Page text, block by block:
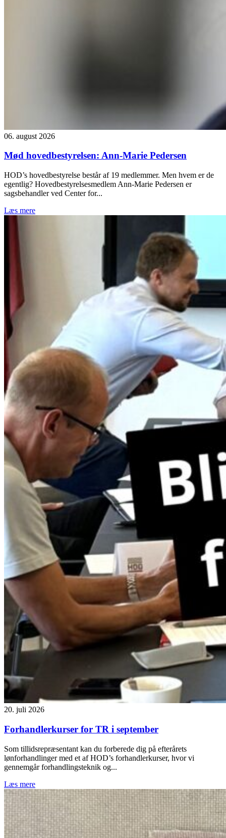
06. august 2026
Mød hovedbestyrelsen: Ann-Marie Pedersen
HOD’s hovedbestyrelse består af 19 medlemmer. Men hvem er de
egentlig? Hovedbestyrelsesmedlem Ann-Marie Pedersen er
sagsbehandler ved Center for...
Læs mere
20. juli 2026
Forhandlerkurser for TR i september
Som tillidsrepræsentant kan du forberede dig på efterårets
lønforhandlinger med et af HOD’s forhandlerkurser, hvor vi
gennemgår forhandlingsteknik og...
Læs mere